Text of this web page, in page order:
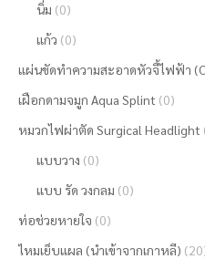
นิ่ม (0)
แก้ว (0)
แผ่นขัดทำความสะอาดหัวจี้ไฟฟ้า
เฝือกดามจมูก Aqua Splint (0)
หมวกไฟผ่าตัด Surgical Headlight
แบบวาง (0)
แบบ รัด วงกลม (0)
ท่อช่วยหายใจ (0)
ไหมเย็บแผล (นำเข้าจากเกาหลี)